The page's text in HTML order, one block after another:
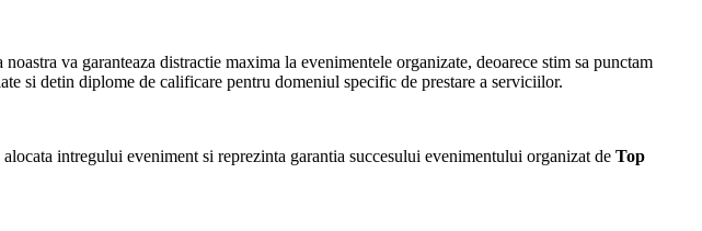
va garanteaza distractie maxima la evenimentele organizate, deoarece stim sa punctam
si detin diplome de calificare pentru domeniul specific de prestare a serviciilor.
intregului eveniment si reprezinta garantia succesului evenimentului organizat de Top